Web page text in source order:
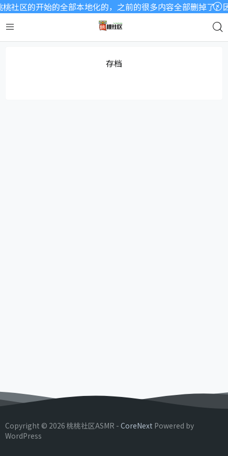
社区的开始的全部本地化的，之前的很多内容全部删掉了
存档
Copyright © 2026 桃桃社区ASMR - CoreNext Powered by
WordPress